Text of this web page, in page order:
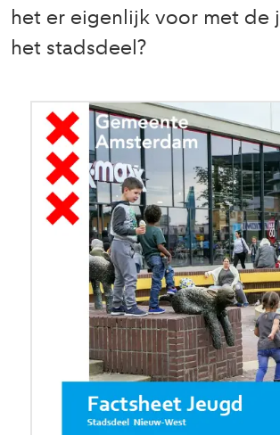
het er eigenlijk voor met de
het stadsdeel?